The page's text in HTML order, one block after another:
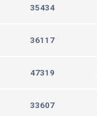
35434
36117
47319
33607